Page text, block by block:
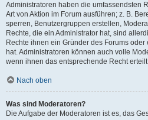
Administratoren haben die umfassendsten
Art von Aktion im Forum ausführen; z. B.
sperren, Benutzergruppen erstellen,
Rechte, die ein Administrator hat, sind
Rechte ihnen ein Gründer des Forums
hat. Administratoren können auch volle
wenn ihnen das entsprechende Recht
Nach oben
Was sind Moderatoren?
Die Aufgabe der Moderatoren ist es, das